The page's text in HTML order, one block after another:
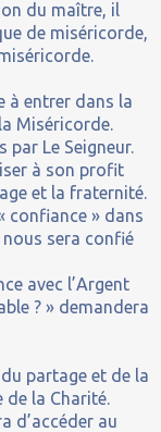
du maître, il
de miséricorde,
à entrer dans la
Miséricorde.
Le Seigneur.
à son profit
et la fraternité.
confiance » dans
nous sera confié
avec l’Argent
? » demandera
partage et de la
la Charité.
d’accéder au